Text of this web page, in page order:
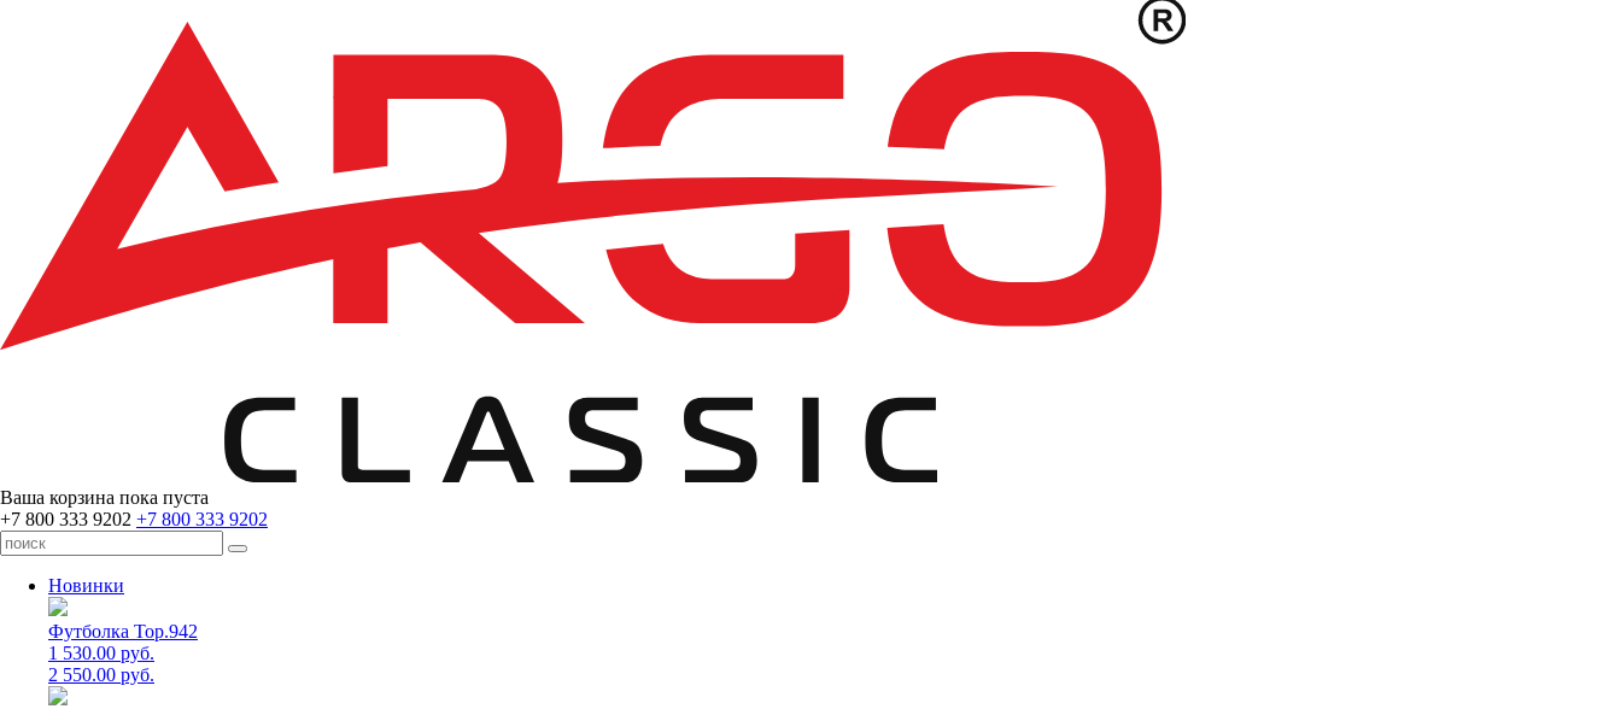
Ваша корзина пока пуста
+7 800 333 9202 +7 800 333 9202
Новинки
Футболка Top.942
1 530.00 руб.
2 550.00 руб.